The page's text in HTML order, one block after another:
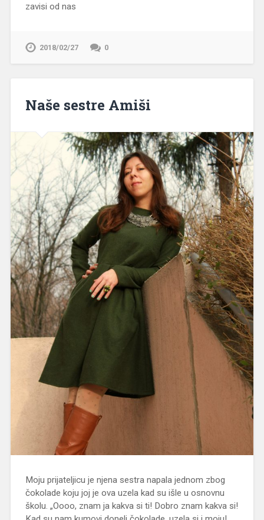
zavisi od nas
2018/02/27 0
Naše sestre Amiši
Moju prijateljicu je njena sestra napala jednom zbog
čokolade koju joj je ova uzela kad su išle u osnovnu
školu. „Oooo, znam ja kakva si ti! Dobro znam kakva si!